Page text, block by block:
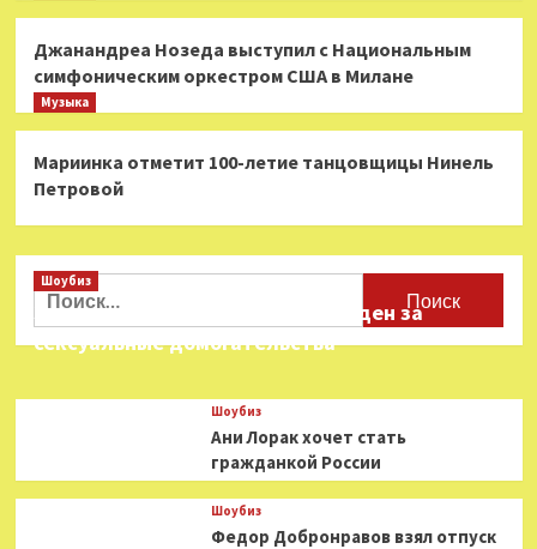
Джанандреа Нозеда выступил с Национальным
симфоническим оркестром США в Милане
Музыка
Мариинка отметит 100-летие танцовщицы Нинель
Петровой
Найти:
Шоубиз
Звезда «Игры в кальмара» осужден за
сексуальные домогательства
Шоубиз
Ани Лорак хочет стать
гражданкой России
Шоубиз
Федор Добронравов взял отпуск